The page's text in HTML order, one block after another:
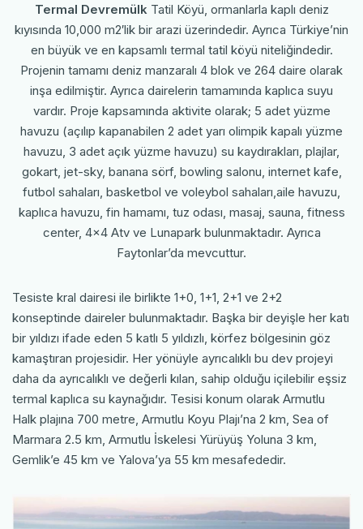
Termal Devremülk Tatil Köyü, ormanlarla kaplı deniz
kıyısında 10,000 m2′lik bir arazi üzerindedir. Ayrıca Türkiye’nin
en büyük ve en kapsamlı termal tatil köyü niteliğindedir.
Projenin tamamı deniz manzaralı 4 blok ve 264 daire olarak
inşa edilmiştir. Ayrıca dairelerin tamamında kaplıca suyu
vardır. Proje kapsamında aktivite olarak; 5 adet yüzme
havuzu (açılıp kapanabilen 2 adet yarı olimpik kapalı yüzme
havuzu, 3 adet açık yüzme havuzu) su kaydırakları, plajlar,
gokart, jet-sky, banana sörf, bowling salonu, internet kafe,
futbol sahaları, basketbol ve voleybol sahaları,aile havuzu,
kaplıca havuzu, fin hamamı, tuz odası, masaj, sauna, fitness
center, 4×4 Atv ve Lunapark bulunmaktadır. Ayrıca
Faytonlar’da mevcuttur.
Tesiste kral dairesi ile birlikte 1+0, 1+1, 2+1 ve 2+2
konseptinde daireler bulunmaktadır. Başka bir deyişle her katı
bir yıldızı ifade eden 5 katlı 5 yıldızlı, körfez bölgesinin göz
kamaştıran projesidir. Her yönüyle ayrıcalıklı bu dev projeyi
daha da ayrıcalıklı ve değerli kılan, sahip olduğu içilebilir eşsiz
termal kaplıca su kaynağıdır. Tesisi konum olarak Armutlu
Halk plajına 700 metre, Armutlu Koyu Plajı’na 2 km, Sea of
Marmara 2.5 km, Armutlu İskelesi Yürüyüş Yoluna 3 km,
Gemlik’e 45 km ve Yalova’ya 55 km mesafededir.